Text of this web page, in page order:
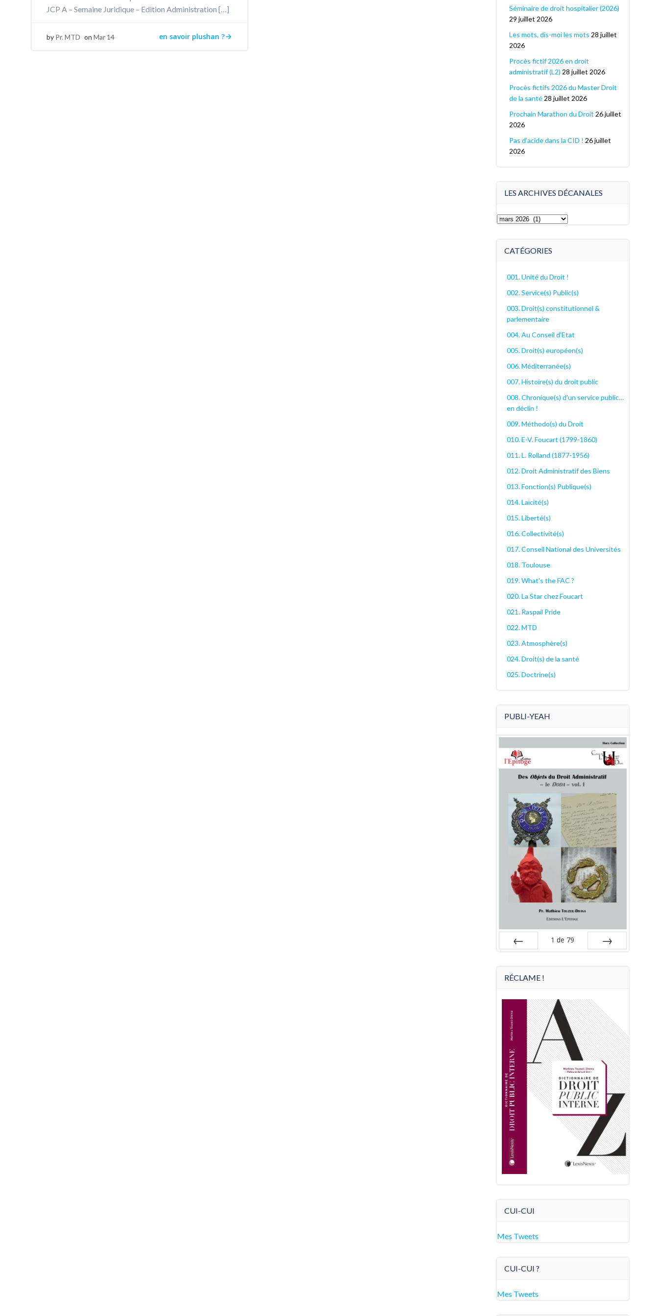
JCP A – Semaine Juridique – Edition Administration […]
by Pr. MTD on Mar 14 en savoir plushan ?
Séminaire de droit hospitalier (2026)
29 juillet 2026
Les mots, dis-moi les mots 28 juillet
2026
Procès fictif 2026 en droit
administratif (L2) 28 juillet 2026
Procès fictifs 2026 du Master Droit
de la santé 28 juillet 2026
Prochain Marathon du Droit 26 juillet
2026
Pas d’acide dans la CID ! 26 juillet
2026
LES ARCHIVES DÉCANALES
Les
CATÉGORIES
001. Unité du Droit !
002. Service(s) Public(s)
003. Droit(s) constitutionnel &
parlementaire
004. Au Conseil d'Etat
005. Droit(s) européen(s)
006. Méditerranée(s)
007. Histoire(s) du droit public
008. Chronique(s) d'un service public…
en déclin !
009. Méthodo(s) du Droit
010. E-V. Foucart (1799-1860)
011. L. Rolland (1877-1956)
012. Droit Administratif des Biens
013. Fonction(s) Publique(s)
014. Laïcité(s)
015. Liberté(s)
016. Collectivité(s)
017. Conseil National des Universités
018. Toulouse
019. What's the FAC ?
020. La Star chez Foucart
021. Raspail Pride
022. MTD
023. Atmosphère(s)
024. Droit(s) de la santé
025. Doctrine(s)
PUBLI-YEAH
1 de 79
RÉCLAME !
CUI-CUI
Mes Tweets
CUI-CUI ?
Mes Tweets